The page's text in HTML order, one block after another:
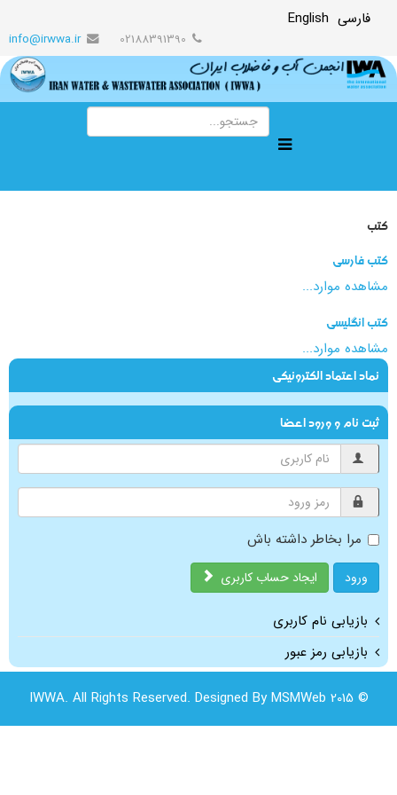
فارسی English
info@irwwa.ir
کتب
کتب فارسی
مشاهده موارد...
کتب انگلیسی
مشاهده موارد...
نماد اعتماد الکترونیکی
ثبت نام و ورود اعضا
مرا بخاطر داشته باش
ورود ایجاد حساب کاربری
بازیابی نام کاربری
بازیابی رمز عبور
© 2015 IWWA. All Rights Reserved. Designed By MSMWeb